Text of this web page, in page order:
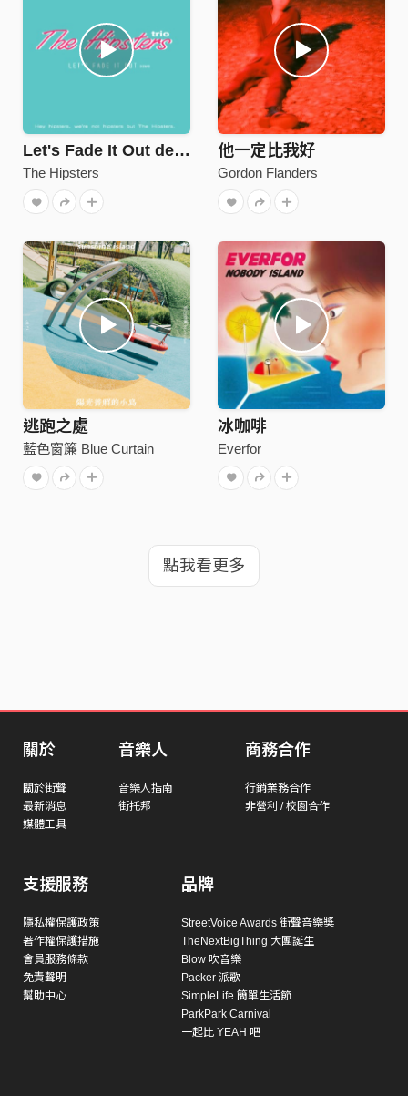
Let's Fade It Out demo
The Hipsters
他一定比我好
Gordon Flanders
逃跑之處
藍色窗簾 Blue Curtain
冰咖啡
Everfor
點我看更多
關於
關於街聲
最新消息
媒體工具
音樂人
音樂人指南
街托邦
商務合作
行銷業務合作
非營利 / 校園合作
支援服務
隱私權保護政策
著作權保護措施
會員服務條款
免責聲明
幫助中心
品牌
StreetVoice Awards 街聲音樂獎
TheNextBigThing 大團誕生
Blow 吹音樂
Packer 派歌
SimpleLife 簡單生活節
ParkPark Carnival
一起比 YEAH 吧